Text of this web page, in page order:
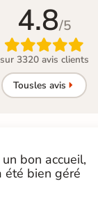
4.8/5

sur 3320 avis clients
Tousles avis
bon accueil,
été bien géré